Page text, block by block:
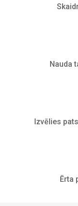
Nauda
Izvēlies
Ērta